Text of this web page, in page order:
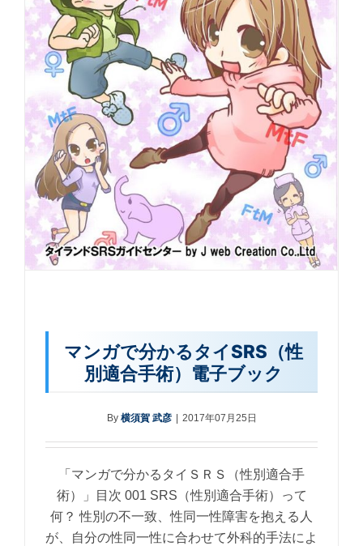
マンガで分かるタイSRS（性
別適合手術）電子ブック
By 横須賀 武彦 2017年07月25日
「マンガで分かるタイＳＲＳ（性別適合手
術）」目次 001 SRS（性別適合手術）って
何？ 性別の不一致、性同一性障害を抱える人
が、自分の性同一性に合わせて外科的手法によ